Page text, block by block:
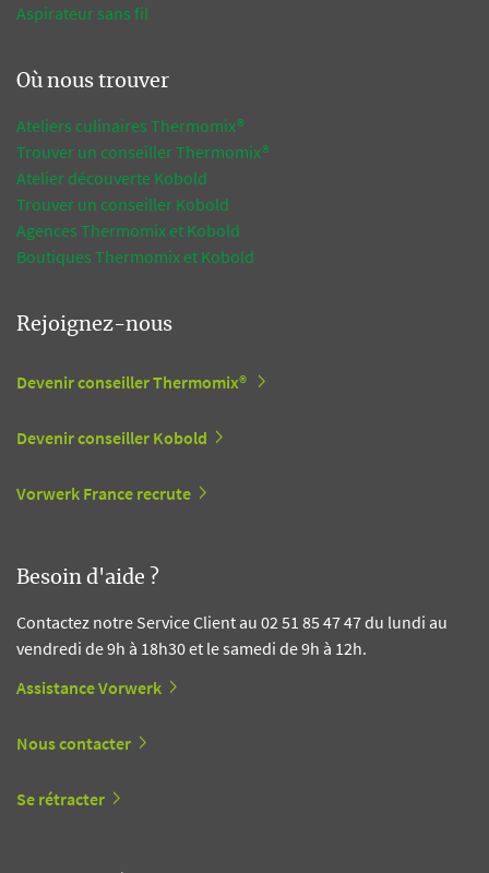
Aspirateur sans fil
Où nous trouver
Ateliers culinaires Thermomix®
Trouver un conseiller Thermomix®
Atelier découverte Kobold
Trouver un conseiller Kobold
Agences Thermomix et Kobold
Boutiques Thermomix et Kobold
Rejoignez-nous
Devenir conseiller Thermomix®
Devenir conseiller Kobold
Vorwerk France recrute
Besoin d'aide ?
Contactez notre Service Client au 02 51 85 47 47 du lundi au
vendredi de 9h à 18h30 et le samedi de 9h à 12h.
Assistance Vorwerk
Nous contacter
Se rétracter